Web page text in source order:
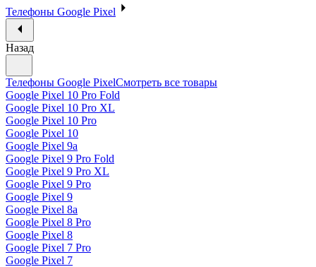
Телефоны Google Pixel
Назад
Телефоны Google PixelСмотреть все товары
Google Pixel 10 Pro Fold
Google Pixel 10 Pro XL
Google Pixel 10 Pro
Google Pixel 10
Google Pixel 9a
Google Pixel 9 Pro Fold
Google Pixel 9 Pro XL
Google Pixel 9 Pro
Google Pixel 9
Google Pixel 8a
Google Pixel 8 Pro
Google Pixel 8
Google Pixel 7 Pro
Google Pixel 7